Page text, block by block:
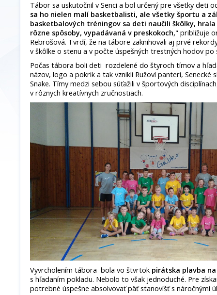
Tábor sa uskutočnil v Senci a bol určený pre všetky deti
sa ho nielen malí basketbalisti, ale všetky športu a
basketbalových tréningov sa deti naučili škôlky,
rôzne spôsoby, vypadávaná v preskokoch," približuje
Rebrošová. Tvrdí, že na tábore zaknihovali aj prvé
v škôlke o stenu a v počte úspešných trestných hodov po
Počas tábora boli deti rozdelené do štyroch tímov a
názov, logo a pokrik a tak vznikli Ružoví panteri, Senecké
Snake. Tímy medzi sebou súťažili v športových
v rôznych kreatívnych zručnostiach.
Vyvrcholením tábora bola vo štvrtok pirátska plavba
s hľadaním pokladu. Nebolo to však jednoduché. Pre
potrebné úspešne absolvovať päť stanovíšť s náročnými